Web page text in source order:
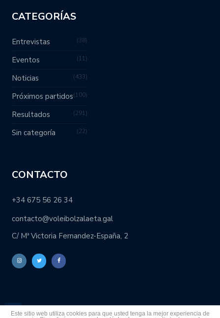
CATEGORÍAS
Entrevistas 38
Eventos 11
Noticias 433
Próximos partidos 100
Resultados 291
Sin categoría 22
CONTACTO
+34 675 56 26 34
contacto@voleibolzalaeta.gal
C/ Mª Victoria Fernandez-España, 2
Este sitio web utiliza cookies para que usted tenga la mejor experiencia de